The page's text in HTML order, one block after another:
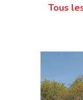
Tous